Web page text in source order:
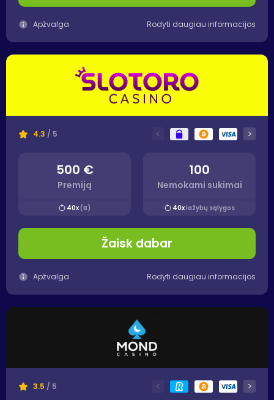
Apžvalga Rodyti daugiau informacijos
4.3 / 5 < >
500 €
Premiją
40x(B)
100
Nemokami sukimai
40xlažybų sąlygos
Žaisk dabar
Apžvalga Rodyti daugiau informacijos
3.5 / 5 < >